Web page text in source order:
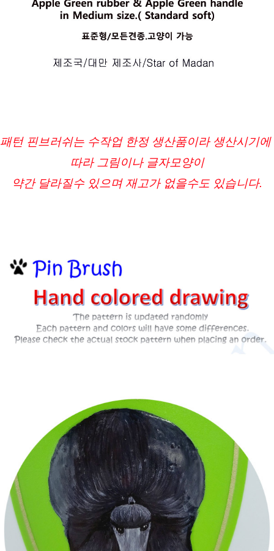
패턴 핀브러쉬는 수작업 한정 생산품이라 생산시기에
따라 그림이나 글자모양이
약간 달라질수 있으며 재고가 없을수도 있습니다.